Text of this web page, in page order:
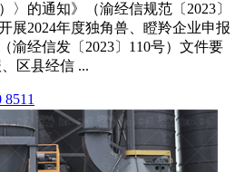
〉的通知》（渝经信规范〔2023〕
展2024年度独角兽、瞪羚企业申报
渝经信发〔2023〕110号）文件要
区县经信 ...